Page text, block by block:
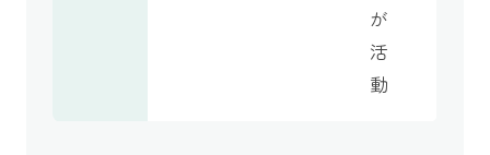
が
活
動